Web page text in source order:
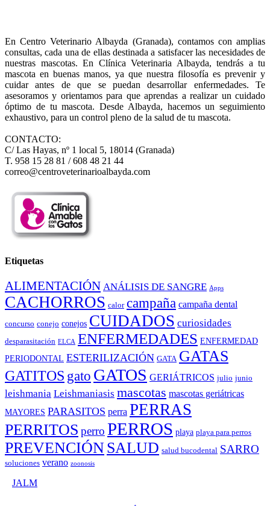
En Centro Veterinario Albayda (Granada), contamos con amplias
consultas, cada una de ellas destinada a satisfacer las necesidades de
nuestras mascotas. En Clínica Veterinaria Albayda, tendrás a tu
mascota en buenas manos, ya que nuestra filosofía es prevenir y
cuidar antes de que se puedan desarrollar enfermedades. Te
asesoramos y orientamos para que aprendas a realizar un cuidado
óptimo de tu mascota. Desde Albayda, hacemos un seguimiento
exhaustivo, para un control pleno de la salud de tu mascota.
CONTACTO:
C/ Las Hayas, nº 1 local 5, 18014 (Granada)
T. 958 15 28 81 / 608 48 21 44
correo@centroveterinarioalbayda.com
Etiquetas
ALIMENTACIÓN ANÁLISIS DE SANGRE Apps
CACHORROS calor campaña campaña dental
concurso conejo conejos CUIDADOS curiosidades
desparasitación ELCA ENFERMEDADES ENFERMEDAD
PERIODONTAL ESTERILIZACIÓN GATA GATAS
GATITOS gato GATOS GERIÁTRICOS julio junio
leishmania Leishmaniasis mascotas mascotas geriátricas
MAYORES PARASITOS perra PERRAS
PERRITOS perro PERROS playa playa para perros
PREVENCIÓNSALUD salud bucodental SARRO
soluciones verano zoonosis
JALM